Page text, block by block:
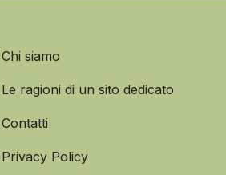
Chi siamo
Le ragioni di un sito dedicato
Contatti
Privacy Policy